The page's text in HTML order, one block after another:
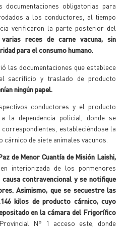
documentaciones obligatorias para
a los conductores, al tiempo
verificaron la parte posterior del
varias reces de carne vacuna, sin
para el consumo humano.
las documentaciones que establece
sacrificio y traslado de producto
ningún papel.
conductores y el producto
la dependencia policial, donde se
estableciéndose la
de siete animales vacunos.
de Menor Cuantía de Misión Laishi,
interiorizada de los pormenores
causa contravencional y se notifique
Asimismo, que se secuestre las
kilos de producto cárnico, cuyo
en la cámara del Frigorífico
N° 1 acceso este, donde